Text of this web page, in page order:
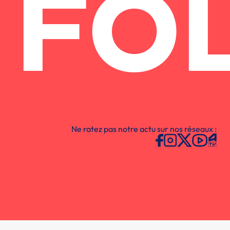
Ne ratez pas notre actu sur nos réseaux :